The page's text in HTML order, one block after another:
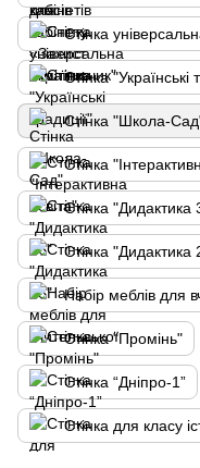
Стінка
Стінка "Українські
Стінка "Школа-
Стінка
Стінка "Дидактика
Стінка "Дидактика
Набір меблів для
Стінка "Промінь"
Стінка “Дніпро-1”
Стінка для класу